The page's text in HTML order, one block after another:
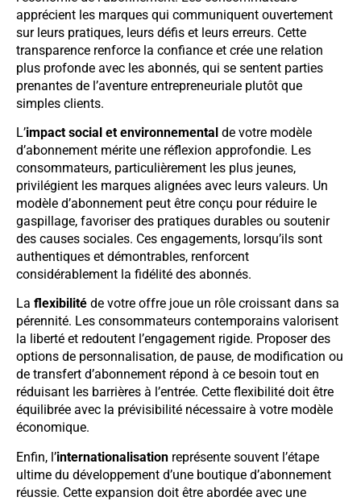
apprécient les marques qui communiquent ouvertement
sur leurs pratiques, leurs défis et leurs erreurs. Cette
transparence renforce la confiance et crée une relation
plus profonde avec les abonnés, qui se sentent parties
prenantes de l’aventure entrepreneuriale plutôt que
simples clients.
L’impact social et environnemental de votre modèle
d’abonnement mérite une réflexion approfondie. Les
consommateurs, particulièrement les plus jeunes,
privilégient les marques alignées avec leurs valeurs. Un
modèle d’abonnement peut être conçu pour réduire le
gaspillage, favoriser des pratiques durables ou soutenir
des causes sociales. Ces engagements, lorsqu’ils sont
authentiques et démontrables, renforcent
considérablement la fidélité des abonnés.
La flexibilité de votre offre joue un rôle croissant dans sa
pérennité. Les consommateurs contemporains valorisent
la liberté et redoutent l’engagement rigide. Proposer des
options de personnalisation, de pause, de modification ou
de transfert d’abonnement répond à ce besoin tout en
réduisant les barrières à l’entrée. Cette flexibilité doit être
équilibrée avec la prévisibilité nécessaire à votre modèle
économique.
Enfin, l’internationalisation représente souvent l’étape
ultime du développement d’une boutique d’abonnement
réussie. Cette expansion doit être abordée avec une